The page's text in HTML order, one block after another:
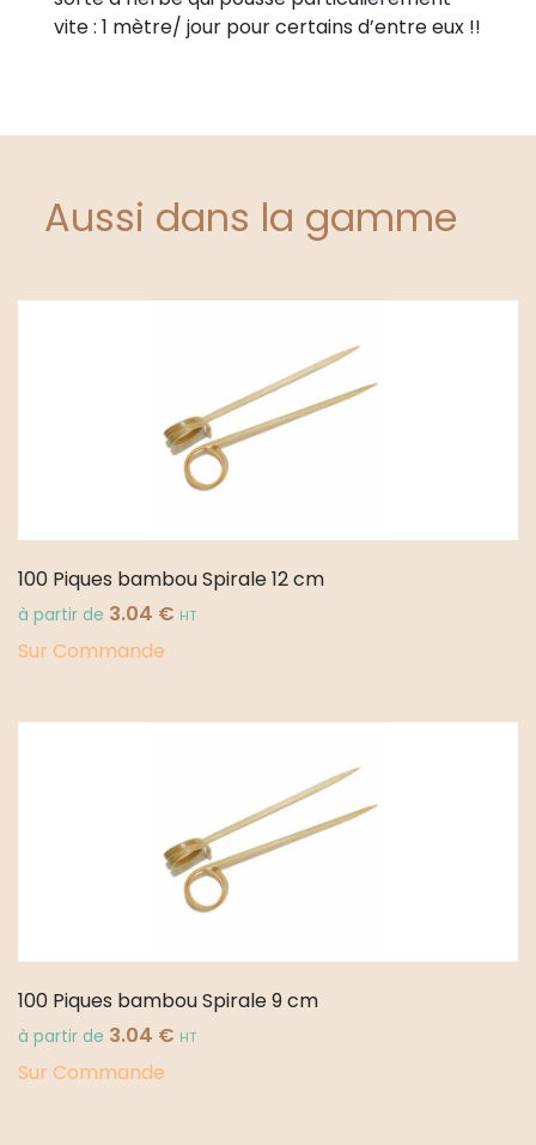
vite : 1 mètre/ jour pour certains d’entre eux !!
Aussi dans la gamme
100 Piques bambou Spirale 12 cm
à partir de 3.04 € HT
Sur Commande
100 Piques bambou Spirale 9 cm
à partir de 3.04 € HT
Sur Commande